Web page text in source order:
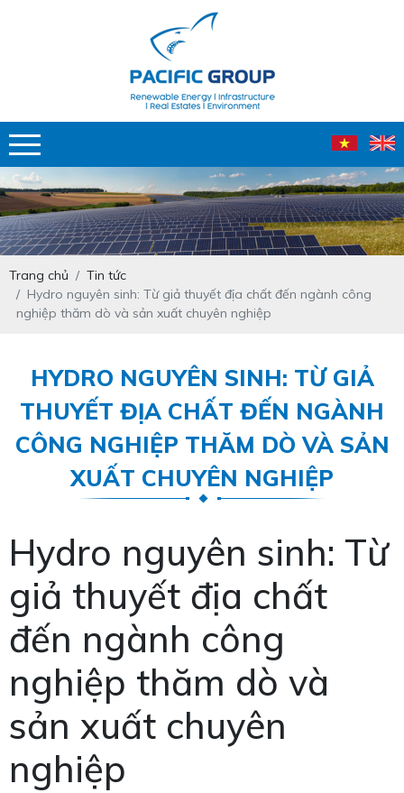
Trang chủ
Tin tức
Hydro nguyên sinh: Từ giả thuyết địa chất đến ngành công
nghiệp thăm dò và sản xuất chuyên nghiệp
HYDRO NGUYÊN SINH: TỪ GIẢ
THUYẾT ĐỊA CHẤT ĐẾN NGÀNH
CÔNG NGHIỆP THĂM DÒ VÀ SẢN
XUẤT CHUYÊN NGHIỆP
Hydro nguyên sinh: Từ
giả thuyết địa chất
đến ngành công
nghiệp thăm dò và
sản xuất chuyên
nghiệp